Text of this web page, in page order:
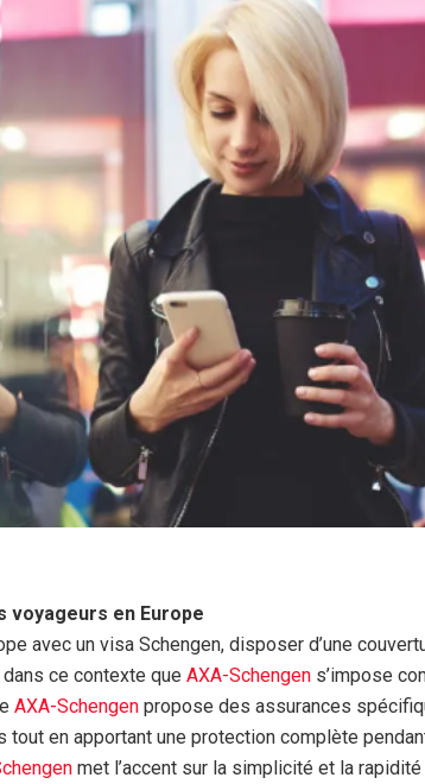
voyageurs en Europe
avec un visa Schengen, disposer d’une
ce contexte que AXA-Schengen s’impose
AXA-Schengen propose des assurances
en apportant une protection complète
met l’accent sur la simplicité et la